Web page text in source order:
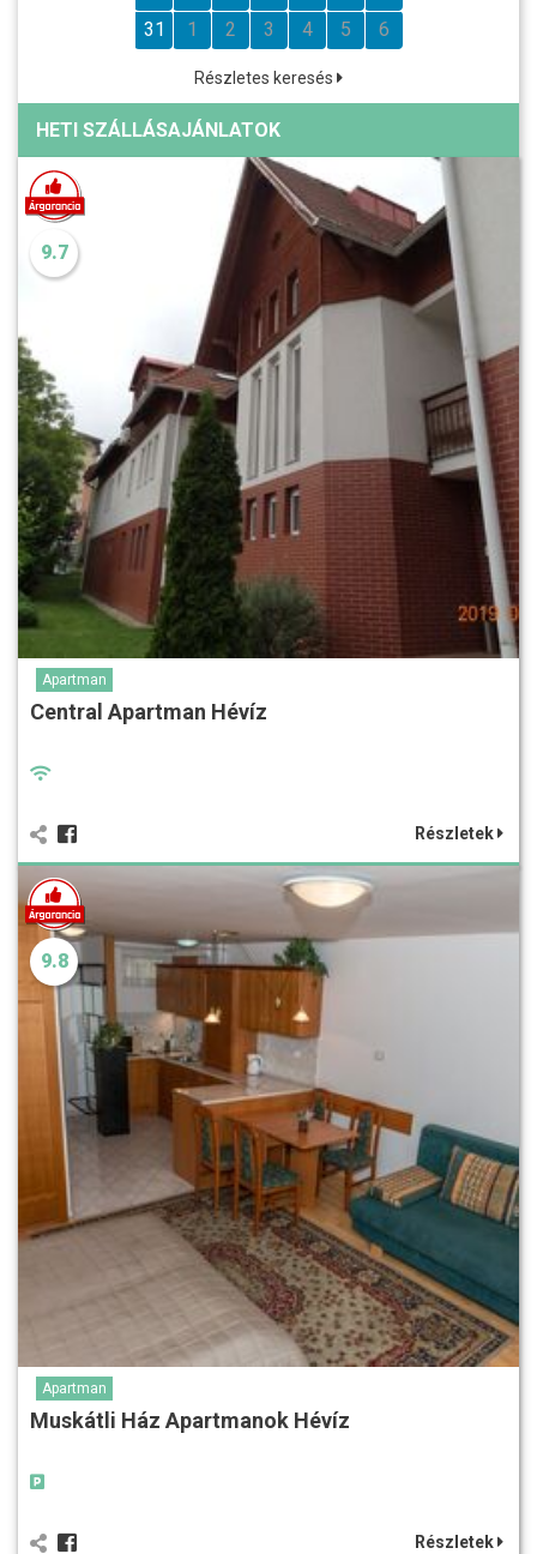
31
1 2 3 4 5 6
Részletes keresés
HETI SZÁLLÁSAJÁNLATOK
9.7
Apartman
Central Apartman Hévíz
Részletek
9.8
Apartman
Muskátli Ház Apartmanok Hévíz
Részletek